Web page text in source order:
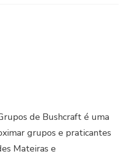
de Bushcraft é uma
grupos e praticantes
Mateiras e